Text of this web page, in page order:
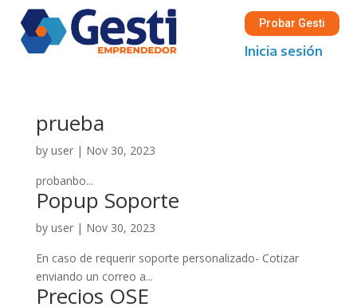
Probar Gesti
Inicia sesión
prueba
by user| Nov 30, 2023
probanbo...
Popup Soporte
by user| Nov 30, 2023
En caso de requerir soporte personalizado- Cotizar
enviando un correo a...
Precios OSE